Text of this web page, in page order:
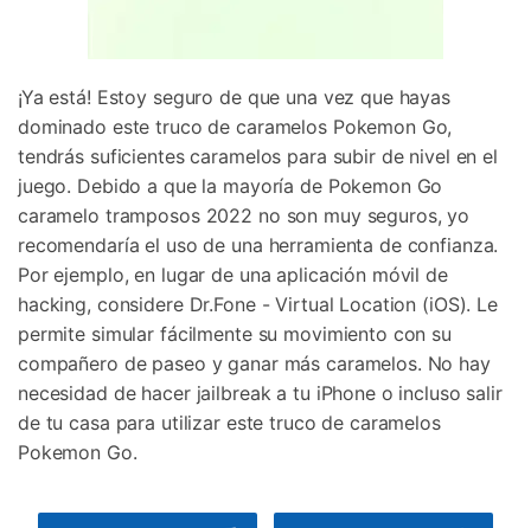
¡Ya está! Estoy seguro de que una vez que hayas
dominado este truco de caramelos Pokemon Go,
tendrás suficientes caramelos para subir de nivel en el
juego. Debido a que la mayoría de Pokemon Go
caramelo tramposos 2022 no son muy seguros, yo
recomendaría el uso de una herramienta de confianza.
Por ejemplo, en lugar de una aplicación móvil de
hacking, considere Dr.Fone - Virtual Location (iOS). Le
permite simular fácilmente su movimiento con su
compañero de paseo y ganar más caramelos. No hay
necesidad de hacer jailbreak a tu iPhone o incluso salir
de tu casa para utilizar este truco de caramelos
Pokemon Go.